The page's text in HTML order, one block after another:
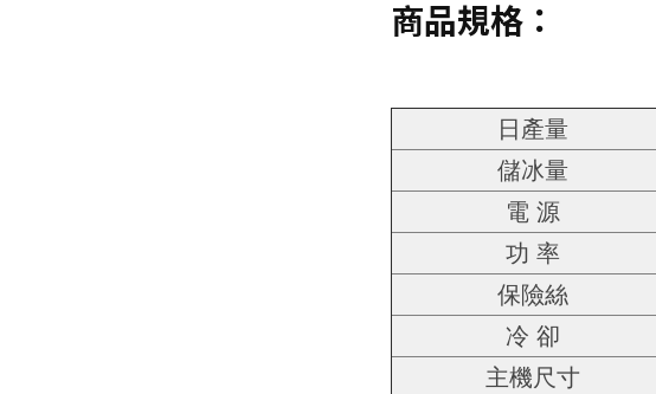
商品規格：
日產量
儲冰量
電 源
功 率
保險絲
冷 卻
主機尺寸